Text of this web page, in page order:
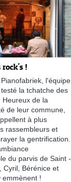
!
l'équipe
la tchatche des
Heureux de la
de leur commune,
à plus
rassembleurs et
la gentrification.
du parvis de Saint -
Cyril, Bérénice et
emmènent !